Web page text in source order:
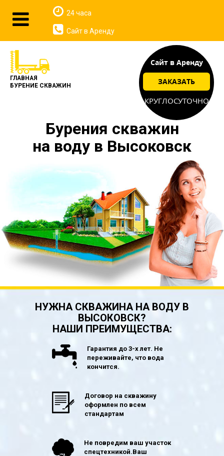
ГЛАВНАЯ
БУРЕНИЕ СКВАЖИН
Бурения скважин
на воду в Высоковск
Сайт в Аренду
ЗАКАЗАТЬ
КРУГЛОСУТОЧНО
24 часа
Сайт в Аренду
НУЖНА СКВАЖИНА НА ВОДУ В
ВЫСОКОВСК?
НАШИ ПРЕИМУЩЕСТВА:
Гарантия до 3-х лет. Не
переживайте, что вода
кончится.
Договор на скважину
оформлен по всем
стандартам
Не повредим ваш участок
спецтехникой.Ваш